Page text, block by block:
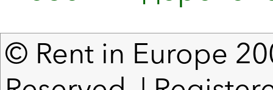
© Rent in Europe